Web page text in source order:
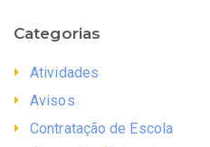
Categorias
Atividades
Avisos
Contratação de Escola